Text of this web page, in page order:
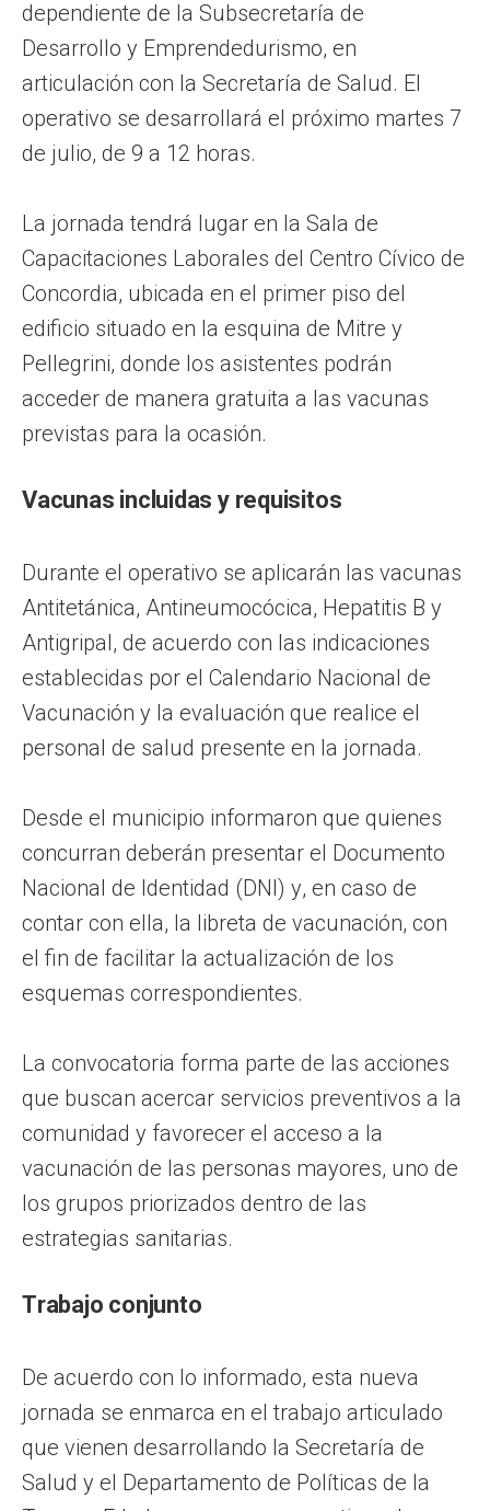
dependiente de la Subsecretaría de
Desarrollo y Emprendedurismo, en
articulación con la Secretaría de Salud. El
operativo se desarrollará el próximo martes 7
de julio, de 9 a 12 horas.
La jornada tendrá lugar en la Sala de
Capacitaciones Laborales del Centro Cívico de
Concordia, ubicada en el primer piso del
edificio situado en la esquina de Mitre y
Pellegrini, donde los asistentes podrán
acceder de manera gratuita a las vacunas
previstas para la ocasión.
Vacunas incluidas y requisitos
Durante el operativo se aplicarán las vacunas
Antitetánica, Antineumocócica, Hepatitis B y
Antigripal, de acuerdo con las indicaciones
establecidas por el Calendario Nacional de
Vacunación y la evaluación que realice el
personal de salud presente en la jornada.
Desde el municipio informaron que quienes
concurran deberán presentar el Documento
Nacional de Identidad (DNI) y, en caso de
contar con ella, la libreta de vacunación, con
el fin de facilitar la actualización de los
esquemas correspondientes.
La convocatoria forma parte de las acciones
que buscan acercar servicios preventivos a la
comunidad y favorecer el acceso a la
vacunación de las personas mayores, uno de
los grupos priorizados dentro de las
estrategias sanitarias.
Trabajo conjunto
De acuerdo con lo informado, esta nueva
jornada se enmarca en el trabajo articulado
que vienen desarrollando la Secretaría de
Salud y el Departamento de Políticas de la